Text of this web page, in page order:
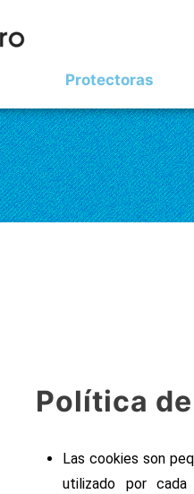
Protectoras
Política
Las cookies son
utilizado por